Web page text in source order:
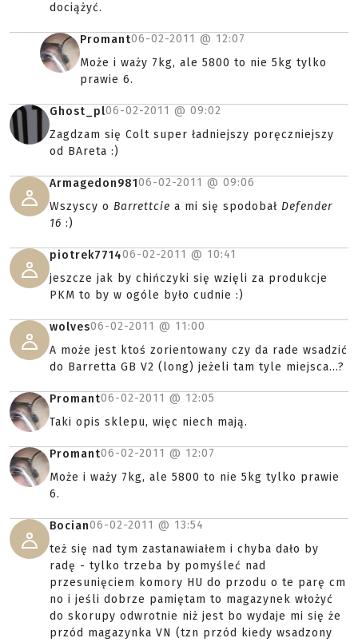
dociążyć.
Promant06-02-2011 @ 12:07
Może i waży 7kg, ale 5800 to nie 5kg tylko
prawie 6.
Ghost_pl06-02-2011 @ 09:02
Zagdzam się Colt super ładniejszy poręczniejszy
od BAreta :)
Armagedon98106-02-2011 @ 09:06
Wszyscy o Barrettcie a mi się spodobał Defender
16 :)
piotrek771406-02-2011 @ 10:41
jeszcze jak by chińczyki się wzięli za produkcje
PKM to by w ogóle było cudnie :)
wolves06-02-2011 @ 11:00
A może jest ktoś zorientowany czy da rade wsadzić
do Barretta GB V2 (long) jeżeli tam tyle miejsca...?
Promant06-02-2011 @ 12:05
Taki opis sklepu, więc niech mają.
Promant06-02-2011 @ 12:07
Może i waży 7kg, ale 5800 to nie 5kg tylko prawie
6.
Bocian06-02-2011 @ 13:54
też się nad tym zastanawiałem i chyba dało by
radę - tylko trzeba by pomyśleć nad
przesunięciem komory HU do przodu o te parę cm
no i jeśli dobrze pamiętam to magazynek włożyć
do skorupy odwrotnie niż jest bo wydaje mi się że
przód magazynka VN (tzn przód kiedy wsadzony